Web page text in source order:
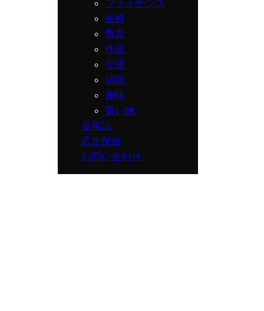
ファイナンス
医療
教育
住居
交通
就職
趣味
買い物
会報誌
広告配信
お問い合わせ